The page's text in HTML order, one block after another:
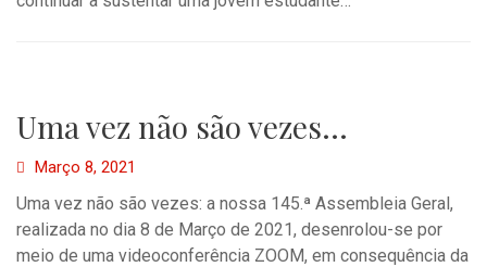
Uma vez não são vezes…
Março 8, 2021
Uma vez não são vezes: a nossa 145.ª Assembleia Geral,
realizada no dia 8 de Março de 2021, desenrolou-se por
meio de uma videoconferência ZOOM, em consequência da